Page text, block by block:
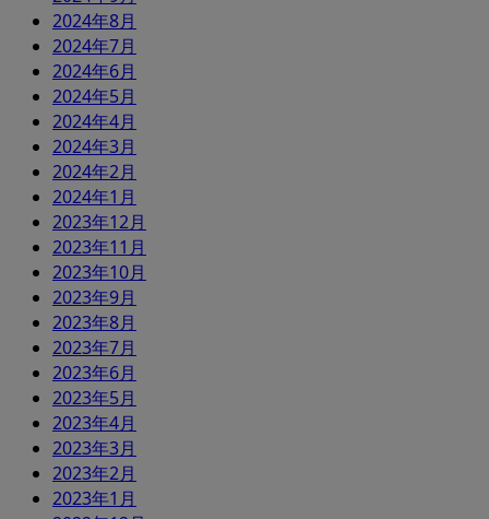
2024年8月
2024年7月
2024年6月
2024年5月
2024年4月
2024年3月
2024年2月
2024年1月
2023年12月
2023年11月
2023年10月
2023年9月
2023年8月
2023年7月
2023年6月
2023年5月
2023年4月
2023年3月
2023年2月
2023年1月